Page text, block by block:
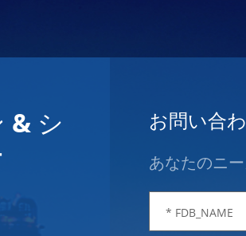
& シ
お問い合
あなたのニ